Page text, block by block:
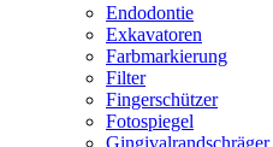
Endodontie
Exkavatoren
Farbmarkierung
Filter
Fingerschützer
Fotospiegel
Gingivalrandschräger